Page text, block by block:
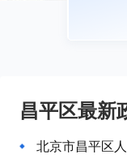
昌平区最新
北京市昌平区